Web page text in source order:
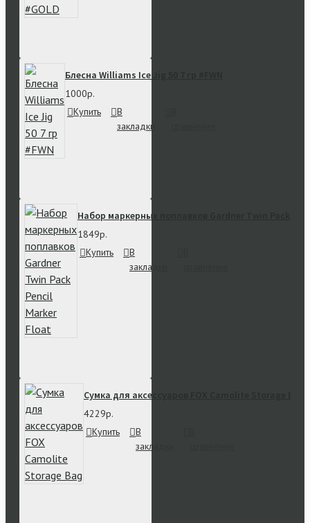
Блесна Williams Ice Jig 50 7 гр #FWN
1000р.
Купить
В
закладки
Набор маркерных поплавков Gardner Twin Pack
1849р.
Купить
В
закладки
Сумка для аксессуаров FOX Camolite Storage Bag
4229р.
Купить
В
закладки